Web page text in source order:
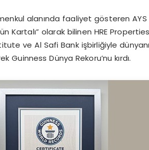
alanında faaliyet gösteren
Kartalı” olarak bilinen HRE
ve Al Safi Bank işbirliğiyle
Guinness Dünya Rekoru’nu kırdı.